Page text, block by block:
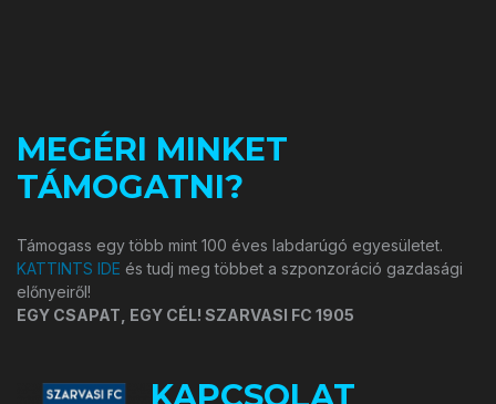
MEGÉRI MINKET
TÁMOGATNI?
Támogass egy több mint 100 éves labdarúgó egyesületet.
KATTINTS IDE és tudj meg többet a szponzoráció gazdasági
előnyeiről!
EGY CSAPAT, EGY CÉL! SZARVASI FC 1905
KAPCSOLAT